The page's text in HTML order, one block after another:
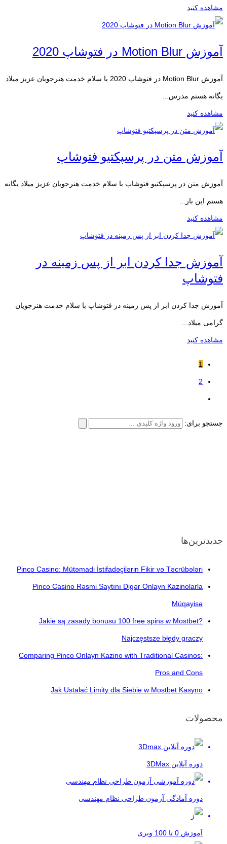
مشاهده کنید
آموزش Motion Blur در فتوشاپ 2020
آموزش Motion Blur در فتوشاپ 2020 با سلام خدمت هنرجویان عزیز میلاد
یگانه هستم مدرس...
مشاهده کنید
آموزش متن در پرسپکتیو فتوشاپ
آموزش متن در پرسپکتیو فتوشاپ با سلام خدمت هنرجویان عزیز میلاد یگانه
هستم این بار...
مشاهده کنید
آموزش جدا کردن ابر از پس زمینه در
فتوشاپ
آموزش جدا کردن ابر از پس زمینه در فتوشاپ با سلام خدمت هنرجویان
گرامی میلاد...
مشاهده کنید
1
2
جستجو برای:
جدیدترین‌ها
Pinco Casino: Mütəmadi İstifadəçilərin Fikir və Təcrübələri
Pinco Casino Rəsmi Saytını Digər Onlayn Kazinolarla
Müqayisə
Jakie są zasady bonusu 100 free spins w Mostbet?
Najczęstsze błędy graczy
Comparing Pinco Onlayn Kazino with Traditional Casinos:
Pros and Cons
Jak Ustalać Limity dla Siebie w Mostbet Kasyno
محصولات
دوره آنلاین 3DMax
دوره آمادگی آزمون طراحی نظام مهندسی
آموزش 0 تا 100 ویری